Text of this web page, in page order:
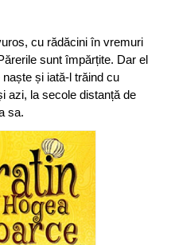
cu rădăcini în vremuri
sunt împărțite. Dar el
și iată-l trăind cu
azi, la secole distanță de
sa.